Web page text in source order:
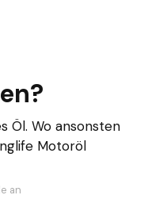
Öl. Wo ansonsten
Motoröl
an